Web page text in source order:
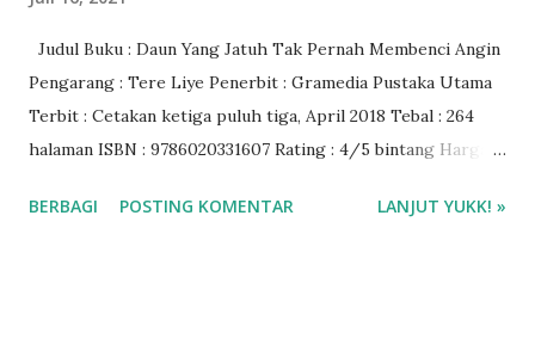
Judul Buku : Daun Yang Jatuh Tak Pernah Membenci Angin
Pengarang : Tere Liye Penerbit : Gramedia Pustaka Utama
Terbit : Cetakan ketiga puluh tiga, April 2018 Tebal : 264
halaman ISBN : 9786020331607 Rating : 4/5 bintang Harga
Membenci Angin - Tere Liye di Shopee Download ebook
BERBAGI POSTING KOMENTAR LANJUT YUKK! »